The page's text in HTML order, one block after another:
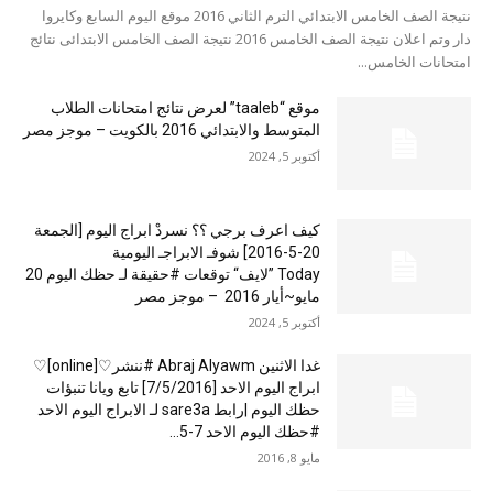
نتيجة الصف الخامس الابتدائي الترم الثاني 2016 موقع اليوم السابع وكايروا
دار وتم اعلان نتيجة الصف الخامس 2016 نتيجة الصف الخامس الابتدائى نتائج
امتحانات الخامس...
موقع “taaleb” لعرض نتائج امتحانات الطلاب
المتوسط والابتدائي 2016 بالكويت – موجز مصر
أكتوبر 5, 2024
كيف اعرف برجي ؟؟ نسردْ ابراج اليوم [الجمعة
20-5-2016] شوفـ الابراجـ اليومية
Today ”لايف“ توقعات #حقيقة لـ حظك اليوم 20
مايو~أيار 2016 – موجز مصر
أكتوبر 5, 2024
غدا الاثنين Abraj Alyawm #ننشر♡[online]♡
ابراج اليوم الاحد [7/5/2016] تابع ويانا تنبؤات
حظك اليوم |رابط sare3a لـ الابراج اليوم الاحد
#حظك اليوم الاحد 7-5...
مايو 8, 2016